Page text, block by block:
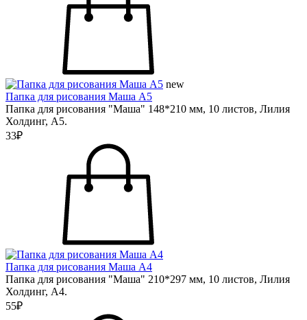
new
Папка для рисования Маша А5
Папка для рисования "Маша" 148*210 мм, 10 листов, Лилия
Холдинг, А5.
33₽
Папка для рисования Маша А4
Папка для рисования "Маша" 210*297 мм, 10 листов, Лилия
Холдинг, А4.
55₽